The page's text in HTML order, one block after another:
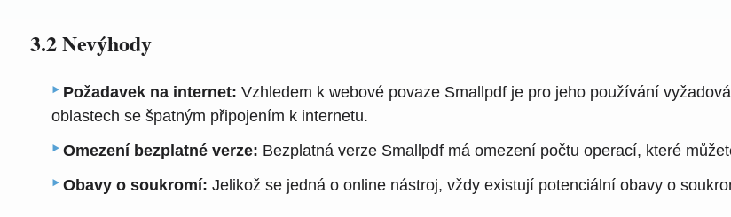
3.2 Nevýhody
Požadavek na internet: Vzhledem k webové povaze Smallpdf je pro jeho používání
oblastech se špatným připojením k internetu.
Omezení bezplatné verze: Bezplatná verze Smallpdf má omezení počtu operací, které
Obavy o soukromí: Jelikož se jedná o online nástroj, vždy existují potenciální obavy o